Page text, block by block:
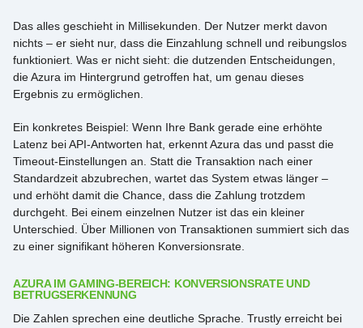
Das alles geschieht in Millisekunden. Der Nutzer merkt davon
nichts – er sieht nur, dass die Einzahlung schnell und reibungslos
funktioniert. Was er nicht sieht: die dutzenden Entscheidungen,
die Azura im Hintergrund getroffen hat, um genau dieses
Ergebnis zu ermöglichen.
Ein konkretes Beispiel: Wenn Ihre Bank gerade eine erhöhte
Latenz bei API-Antworten hat, erkennt Azura das und passt die
Timeout-Einstellungen an. Statt die Transaktion nach einer
Standardzeit abzubrechen, wartet das System etwas länger –
und erhöht damit die Chance, dass die Zahlung trotzdem
durchgeht. Bei einem einzelnen Nutzer ist das ein kleiner
Unterschied. Über Millionen von Transaktionen summiert sich das
zu einer signifikant höheren Konversionsrate.
AZURA IM GAMING-BEREICH: KONVERSIONSRATE UND
BETRUGSERKENNUNG
Die Zahlen sprechen eine deutliche Sprache. Trustly erreicht bei